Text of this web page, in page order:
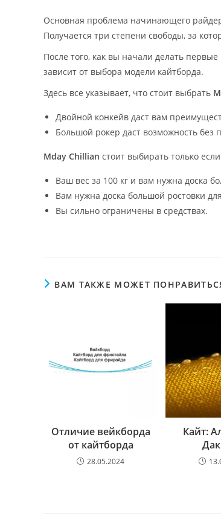
Основная проблема начинающего
Получается три степени свободы, за
После того, как вы начали делать
зависит от выбора модели кайтборда.
Здесь все указывает, что стоит выбрать
Двойной конкейв даст вам
Большой рокер даст возможность без
Mday Chillian стоит выбирать только
Ваш вес за 100 кг и вам нужна доска
Вам нужна доска большой ростовки
Вы сильно ограничены в средствах.
ВАМ ТАКЖЕ МОЖЕТ
Отличие вейкборда
от кайтборда
28.05.2024
Кайт: